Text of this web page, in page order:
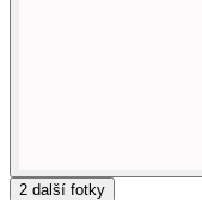
2 další fotky